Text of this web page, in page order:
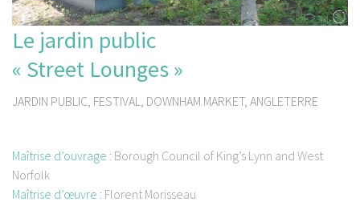
Le jardin public
« Street Lounges »
JARDIN PUBLIC, FESTIVAL, DOWNHAM MARKET, ANGLETERRE
Maîtrise d’ouvrage : Borough Council of King’s Lynn and West
Norfolk
Maîtrise d’œuvre : Florent Morisseau